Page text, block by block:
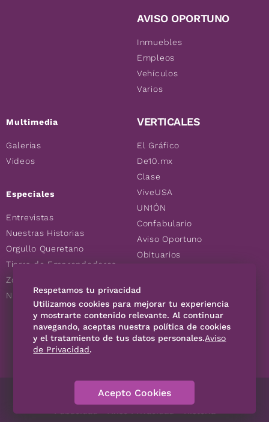
Multimedia
Galerías
Videos
Especiales
Entrevistas
Nuestras Historias
Orgullo Queretano
Tierra de Emprendedores
Zoociales
Nuevos Queretanos
AVISO OPORTUNO
Inmuebles
Empleos
Vehículos
Varios
VERTICALES
El Gráfico
De10.mx
Clase
ViveUSA
UN1ÓN
Confabulario
Aviso Oportuno
Obituarios
Consultas
SÍGUENOS
Contáctanos Código de Ética
Publicidad
Aviso Privacidad
Historia
Respetamos tu privacidad
Utilizamos cookies para mejorar tu experiencia
y mostrarte contenido relevante. Al continuar
navegando, aceptas nuestra política de cookies
y el tratamiento de tus datos personales.Aviso
de Privacidad.
Acepto Cookies